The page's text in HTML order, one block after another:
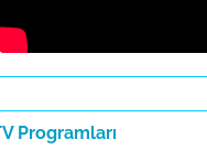
Programları